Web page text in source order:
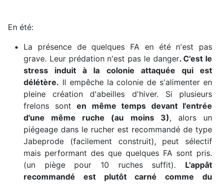
En été:
La présence de quelques FA en été n'est pas
grave. Leur prédation n'est pas le danger. C'est le
stress induit à la colonie attaquée qui est
délétère. Il empêche la colonie de s'alimenter en
pleine création d'abeilles d'hiver. Si plusieurs
frelons sont en même temps devant l'entrée
d'une même ruche (au moins 3), alors un
piégeage dans le rucher est recommandé de type
Jabeprode (facilement construit), peut sélectif
mais performant des que quelques FA sont pris.
(un piège pour 10 ruches suffit). L'appât
recommandé est plutôt carné comme du